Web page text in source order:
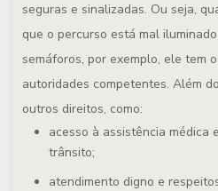
seguras e sinalizadas. Ou seja,
que o percurso está mal
semáforos, por exemplo, ele tem
autoridades competentes. Além
outros direitos, como:
acesso à assistência médica
trânsito;
atendimento digno e